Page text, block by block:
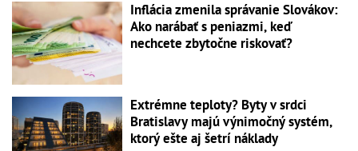
Inflácia zmenila správanie Slovákov:
Ako narábať s peniazmi, keď
nechcete zbytočne riskovať?
Extrémne teploty? Byty v srdci
Bratislavy majú výnimočný systém,
ktorý ešte aj šetrí náklady